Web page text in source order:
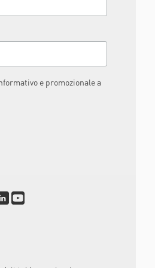
e promozionale a